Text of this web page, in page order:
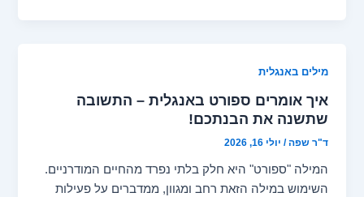
מילים באנגלית
איך אומרים ספורט באנגלית – התשובה
שתשנה את הבנתכם!
ד"ר שפה/ יולי 16, 2026
המילה "ספורט" היא חלק בלתי נפרד מהחיים המודרניים.
השימוש במילה הזאת רחב ומגוון, ממדברים על פעילות